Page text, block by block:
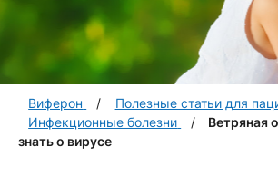
Виферон
Полезные статьи для
Инфекционные болезни
Ветряная
знать о вирусе